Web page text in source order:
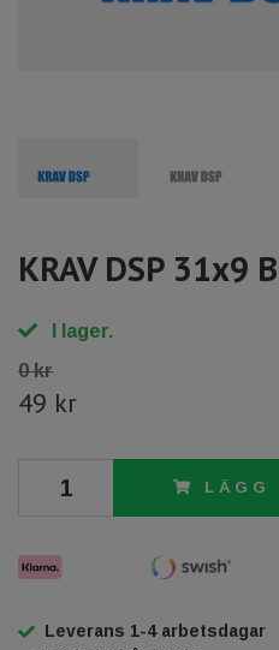
KRAV DSP 31x9
I lager.
0 kr
49 kr
LÄGG
Leverans 1-4 arbetsdagar